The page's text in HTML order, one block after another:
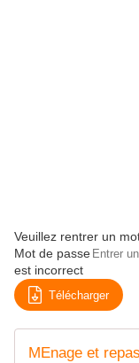
Veuillez rentrer un
Mot de passe
est incorrect
Télécharger